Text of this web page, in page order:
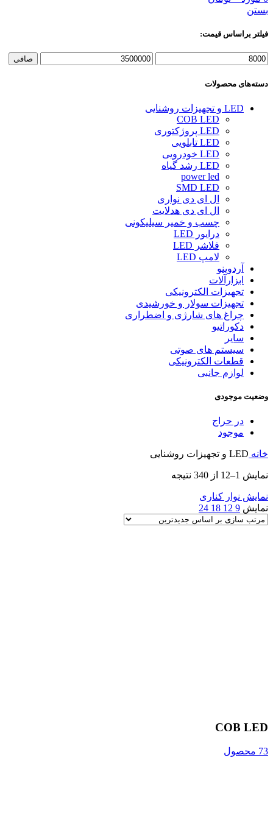
بستن
فیلتر براساس قیمت:
حداقل
حداكثر
صافی
دسته‌های محصولات
LED و تجهیزات روشنایی
COB LED
LED پروژکتوری
LED تابلویی
LED خودرویی
LED رشد گیاه
power led
SMD LED
ال ای دی نواری
ال ای دی هدلایت
چسب و خمیر سیلیکونی
درایور LED
فلاشر LED
لامپ LED
آردوینو
ابزارآلات
تجهیزات الکترونیکی
تجهیزات سولار و خورشیدی
چراغ های شارژی و اضطراری
دکوراتیو
سایر
سیستم های صوتی
قطعات الکترونیکی
لوازم جانبی
وضعیت موجودی
در حراج
موجود
خانه LED و تجهیزات روشنایی
نمایش 1–12 از 340 نتیجه
نمایش نوار کناری
نمایش 9
12
18
24
COB LED
73 محصول